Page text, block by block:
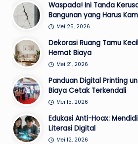
Waspada! Ini Tanda
Bangunan yang Harus
Mei 25, 2026
Dekorasi Ruang Tamu
Hemat Biaya
Mei 21, 2026
Panduan Digital Printing
Biaya Cetak Terkendali
Mei 15, 2026
Edukasi Anti-Hoax:
Literasi Digital
Mei 12, 2026